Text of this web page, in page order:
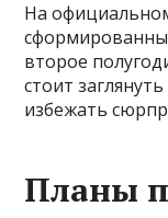
На
второе
стоит
избежать
Планы